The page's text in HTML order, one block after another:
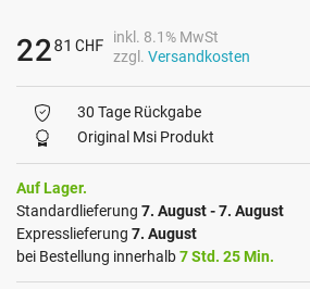
2281 CHF
inkl. 8.1% MwSt
zzgl. Versandkosten
30 Tage Rückgabe
Original Msi Produkt
Auf Lager.
Standardlieferung 7. August - 7. August
Expresslieferung 7. August
bei Bestellung innerhalb7 Std. 25 Min.